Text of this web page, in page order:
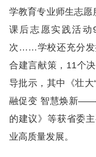
学教育专业师生志愿
课后志愿实践活动
次……学校还充分发
合建言献策，11个
导批示，其中《壮
融促变 智慧焕新——
的建议》等获省委
业高质量发展。